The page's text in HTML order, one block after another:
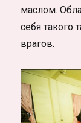
маслом.
себя такого
врагов.